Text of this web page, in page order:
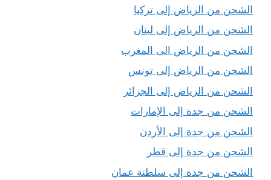
الشحن من الرياض إلى تركيا
الشحن من الرياض إلى لبنان
الشحن من الرياض الى المغرب
الشحن من الرياض إلى تونس
الشحن من الرياض إلى الجزائر
الشحن من جدة إلى الإمارات
الشحن من جدة إلى الأردن
الشحن من جدة إلى قطر
الشحن من جدة إلى سلطنة عمان